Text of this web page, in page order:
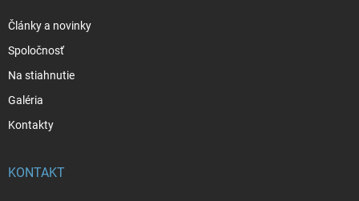
Články a novinky
Spoločnosť
Na stiahnutie
Galéria
Kontakty
KONTAKT